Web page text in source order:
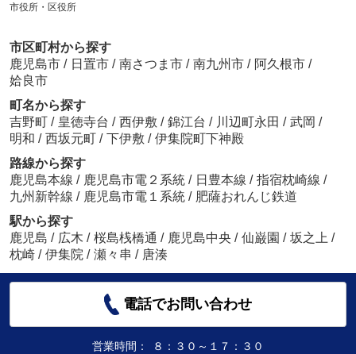
市役所・区役所
市区町村から探す
鹿児島市 / 日置市 / 南さつま市 / 南九州市 / 阿久根市 /
姶良市
町名から探す
吉野町 / 皇徳寺台 / 西伊敷 / 錦江台 / 川辺町永田 / 武岡 /
明和 / 西坂元町 / 下伊敷 / 伊集院町下神殿
路線から探す
鹿児島本線 / 鹿児島市電２系統 / 日豊本線 / 指宿枕崎線 /
九州新幹線 / 鹿児島市電１系統 / 肥薩おれんじ鉄道
駅から探す
鹿児島 / 広木 / 桜島桟橋通 / 鹿児島中央 / 仙巌園 / 坂之上 /
枕崎 / 伊集院 / 瀬々串 / 唐湊
電話でお問い合わせ
営業時間：
８：３０～１７：３０